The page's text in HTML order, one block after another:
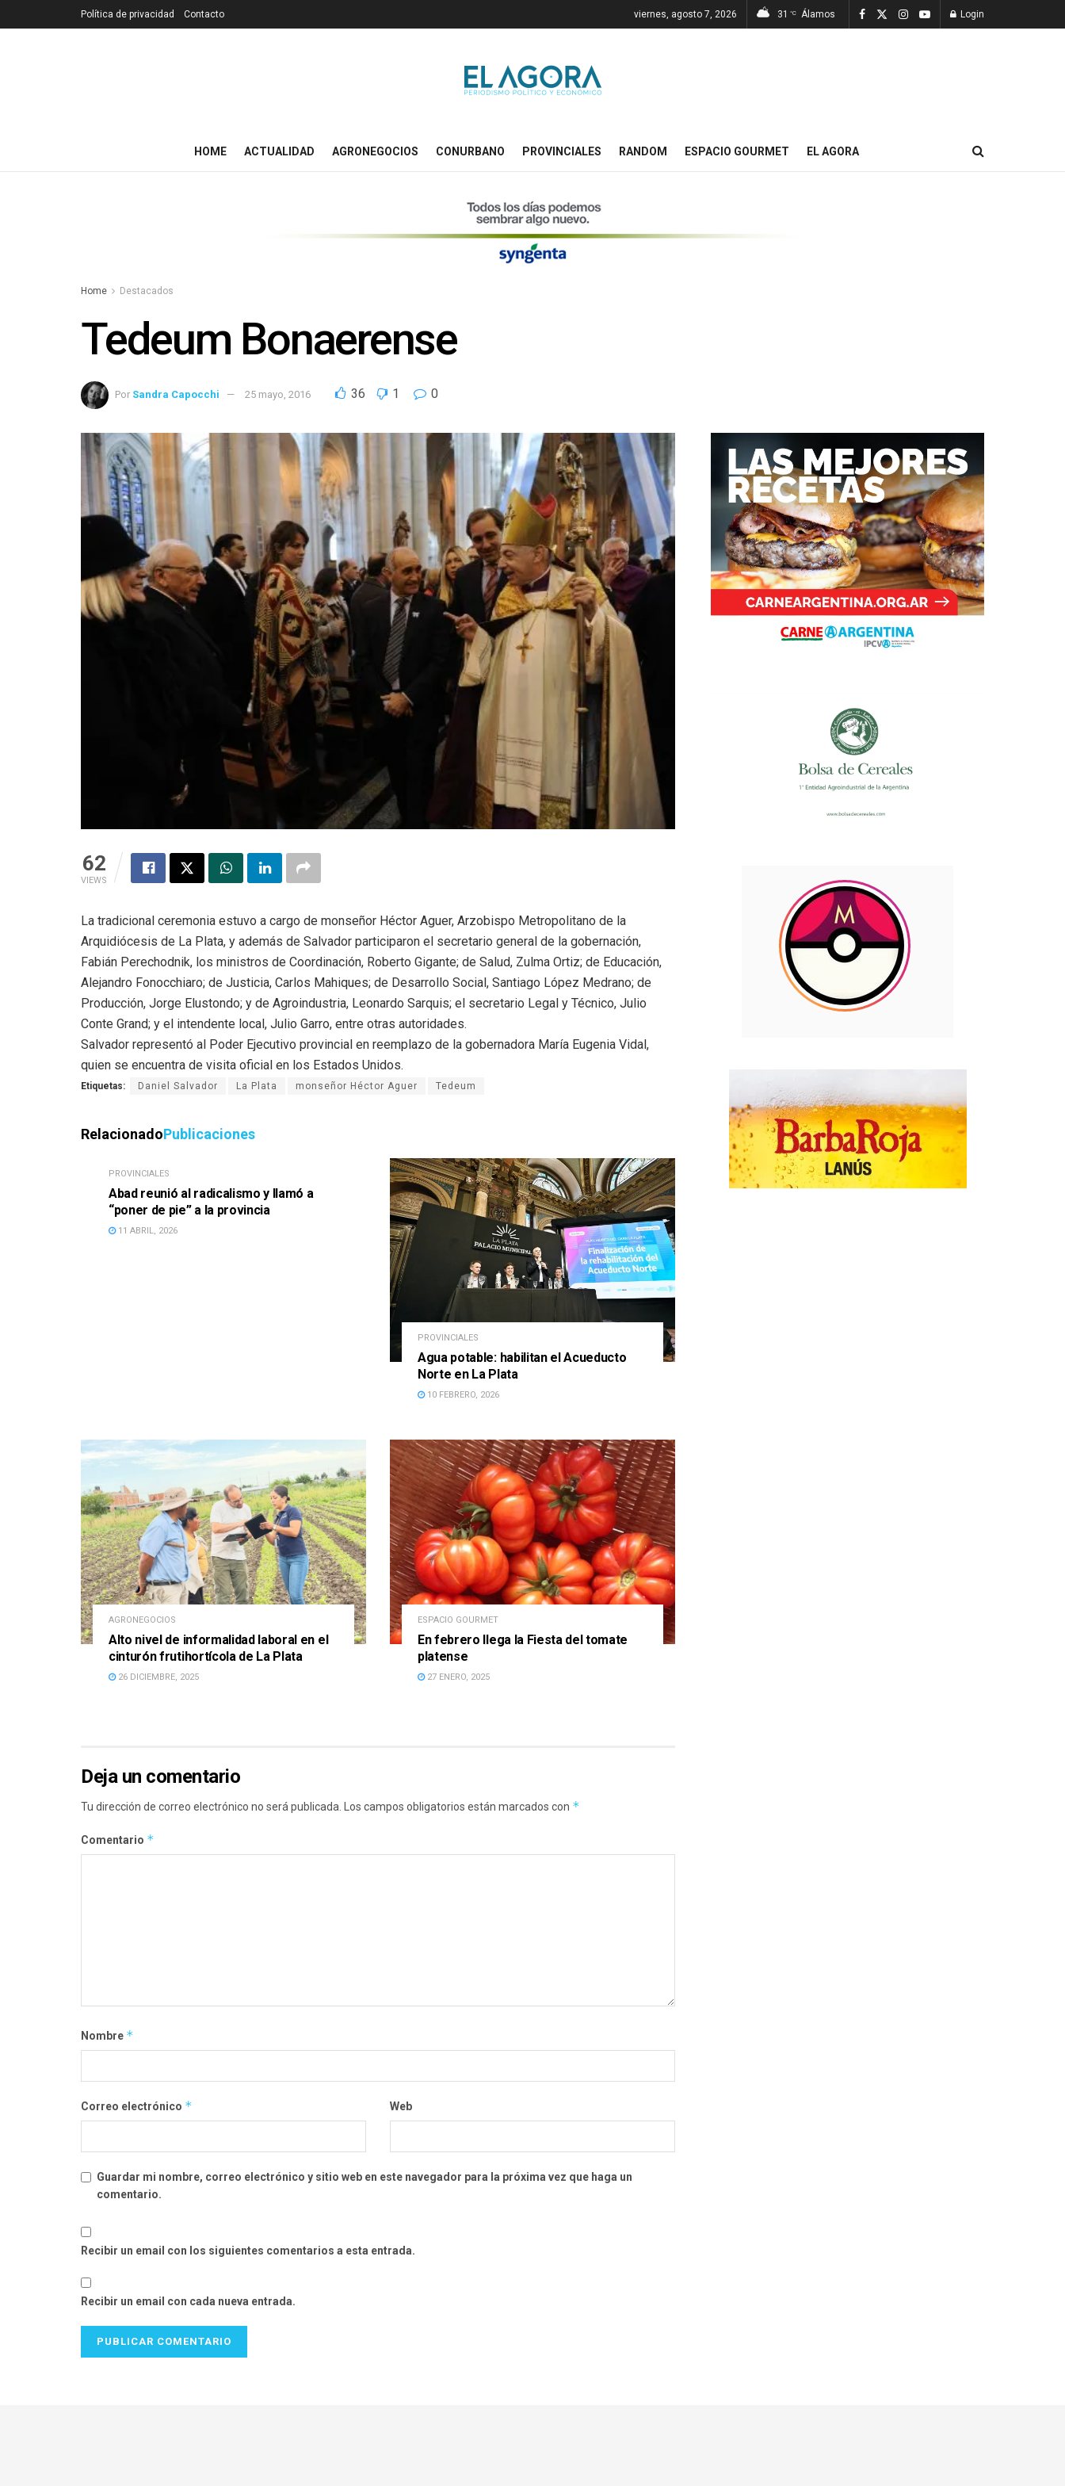
Política de privacidad Contacto viernes, agosto 7, 2026 31 °C Álamos Login
HOME ACTUALIDAD AGRONEGOCIOS CONURBANO PROVINCIALES RANDOM ESPACIO GOURMET EL AGORA
Home Destacados
Tedeum Bonaerense
Por Sandra Capocchi 25 mayo, 2016 36 1 0
62
VIEWS
La tradicional ceremonia estuvo a cargo de monseñor Héctor Aguer, Arzobispo Metropolitano de la
Arquidiócesis de La Plata, y además de Salvador participaron el secretario general de la gobernación,
Fabián Perechodnik, los ministros de Coordinación, Roberto Gigante; de Salud, Zulma Ortiz; de Educación,
Alejandro Fonocchiaro; de Justicia, Carlos Mahiques; de Desarrollo Social, Santiago López Medrano; de
Producción, Jorge Elustondo; y de Agroindustria, Leonardo Sarquis; el secretario Legal y Técnico, Julio
Conte Grand; y el intendente local, Julio Garro, entre otras autoridades.
Salvador representó al Poder Ejecutivo provincial en reemplazo de la gobernadora María Eugenia Vidal,
quien se encuentra de visita oficial en los Estados Unidos.
Etiquetas: Daniel Salvador La Plata monseñor Héctor Aguer Tedeum
RelacionadoPublicaciones
PROVINCIALES
Abad reunió al radicalismo y llamó a
“poner de pie” a la provincia
11 ABRIL, 2026
PROVINCIALES
Agua potable: habilitan el Acueducto
Norte en La Plata
10 FEBRERO, 2026
AGRONEGOCIOS
Alto nivel de informalidad laboral en el
cinturón frutihortícola de La Plata
26 DICIEMBRE, 2025
ESPACIO GOURMET
En febrero llega la Fiesta del tomate
platense
27 ENERO, 2025
Deja un comentario
Tu dirección de correo electrónico no será publicada. Los campos obligatorios están marcados con *
Comentario *
Nombre *
Correo electrónico * Web
Guardar mi nombre, correo electrónico y sitio web en este navegador para la próxima vez que haga un
comentario.
Recibir un email con los siguientes comentarios a esta entrada.
Recibir un email con cada nueva entrada.